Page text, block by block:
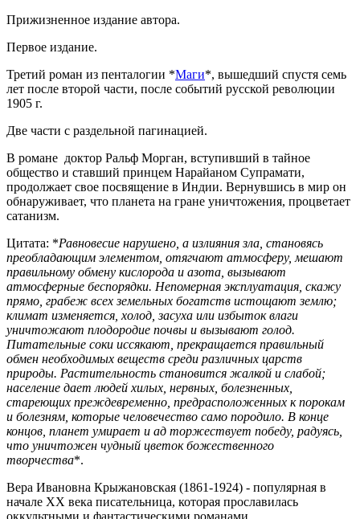
Прижизненное издание автора.
Первое издание.
Третий роман из пенталогии *Маги*, вышедший спустя семь
лет после второй части, после событий русской революции
1905 г.
Две части с раздельной пагинацией.
В романе доктор Ральф Морган, вступивший в тайное
общество и ставший принцем Нарайаном Супрамати,
продолжает свое посвящение в Индии. Вернувшись в мир он
обнаруживает, что планета на гране уничтожения, процветает
сатанизм.
Цитата: *Равновесие нарушено, а излияния зла, становясь
преобладающим элементом, отягчают атмосферу, мешают
правильному обмену кислорода и азота, вызывают
атмосферные беспорядки. Непомерная эксплуатация, скажу
прямо, грабеж всех земельных богатств истощают землю;
климат изменяется, холод, засуха или избыток влаги
уничтожают плодородие почвы и вызывают голод.
Питательные соки иссякают, прекращается правильный
обмен необходимых веществ среди различных царств
природы. Растительность становится жалкой и слабой;
население дает людей хилых, нервных, болезненных,
стареющих преждевременно, предрасположенных к порокам
и болезням, которые человечество само породило. В конце
концов, планет умирает и ад торжествует победу, радуясь,
что уничтожен чудный цветок божественного
творчества*.
Вера Ивановна Крыжановская (1861-1924) - популярная в
начале XX века писательница, которая прославилась
оккультными и фантастическими романами.